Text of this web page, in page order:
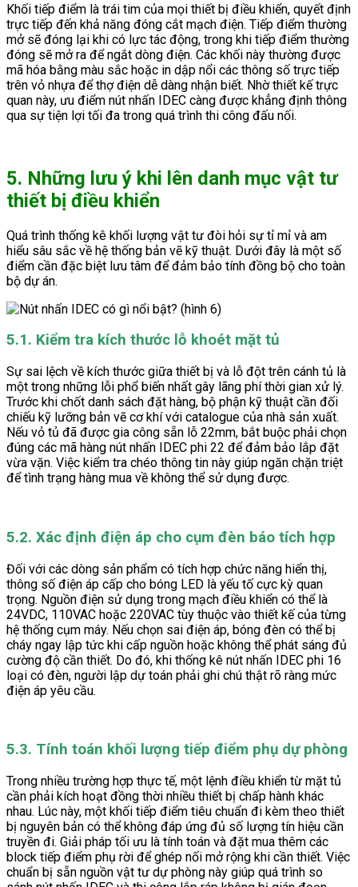
Khối tiếp điểm là trái tim của mọi thiết bị điều khiển, quyết định
trực tiếp đến khả năng đóng cắt mạch điện. Tiếp điểm thường
mở sẽ đóng lại khi có lực tác động, trong khi tiếp điểm thường
đóng sẽ mở ra để ngắt dòng điện. Các khối này thường được
mã hóa bằng màu sắc hoặc in dập nổi các thông số trực tiếp
trên vỏ nhựa để thợ điện dễ dàng nhận biết. Nhờ thiết kế trực
quan này, ưu điểm nút nhấn IDEC càng được khẳng định thông
qua sự tiện lợi tối đa trong quá trình thi công đấu nối.
5. Những lưu ý khi lên danh mục vật tư
thiết bị điều khiển
Quá trình thống kê khối lượng vật tư đòi hỏi sự tỉ mỉ và am
hiểu sâu sắc về hệ thống bản vẽ kỹ thuật. Dưới đây là một số
điểm cần đặc biệt lưu tâm để đảm bảo tính đồng bộ cho toàn
bộ dự án.
5.1. Kiểm tra kích thước lỗ khoét mặt tủ
Sự sai lệch về kích thước giữa thiết bị và lỗ đột trên cánh tủ là
một trong những lỗi phổ biến nhất gây lãng phí thời gian xử lý.
Trước khi chốt danh sách đặt hàng, bộ phận kỹ thuật cần đối
chiếu kỹ lưỡng bản vẽ cơ khí với catalogue của nhà sản xuất.
Nếu vỏ tủ đã được gia công sẵn lỗ 22mm, bắt buộc phải chọn
đúng các mã hàng nút nhấn IDEC phi 22 để đảm bảo lắp đặt
vừa vặn. Việc kiểm tra chéo thông tin này giúp ngăn chặn triệt
để tình trạng hàng mua về không thể sử dụng được.
5.2. Xác định điện áp cho cụm đèn báo tích hợp
Đối với các dòng sản phẩm có tích hợp chức năng hiển thị,
thông số điện áp cấp cho bóng LED là yếu tố cực kỳ quan
trọng. Nguồn điện sử dụng trong mạch điều khiển có thể là
24VDC, 110VAC hoặc 220VAC tùy thuộc vào thiết kế của từng
hệ thống cụm máy. Nếu chọn sai điện áp, bóng đèn có thể bị
cháy ngay lập tức khi cấp nguồn hoặc không thể phát sáng đủ
cường độ cần thiết. Do đó, khi thống kê nút nhấn IDEC phi 16
loại có đèn, người lập dự toán phải ghi chú thật rõ ràng mức
điện áp yêu cầu.
5.3. Tính toán khối lượng tiếp điểm phụ dự phòng
Trong nhiều trường hợp thực tế, một lệnh điều khiển từ mặt tủ
cần phải kích hoạt đồng thời nhiều thiết bị chấp hành khác
nhau. Lúc này, một khối tiếp điểm tiêu chuẩn đi kèm theo thiết
bị nguyên bản có thể không đáp ứng đủ số lượng tín hiệu cần
truyền đi. Giải pháp tối ưu là tính toán và đặt mua thêm các
block tiếp điểm phụ rời để ghép nối mở rộng khi cần thiết. Việc
chuẩn bị sẵn nguồn vật tư dự phòng này giúp quá trình so